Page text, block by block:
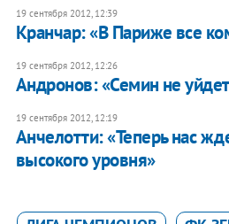
19 сентября 2012, 12:39
Кранчар: «В Париже все
19 сентября 2012, 12:26
Андронов: «Семин не
19 сентября 2012, 12:19
Анчелотти: «Теперь нас
высокого уровня»